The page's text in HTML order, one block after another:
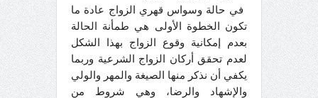
في حالة وسواس قهري الزواج عادة ما
تكون الخطوة الأولى هي طمأنة الحالة
بعدم إمكانية وقوع الزواج بهذا الشكل
لعدم تحقق أركان الزواج الشرعية وربما
يكفي أن نذكر منها الصيغة والمهر والولي
والإشهاد والرضا، وهي شروط من